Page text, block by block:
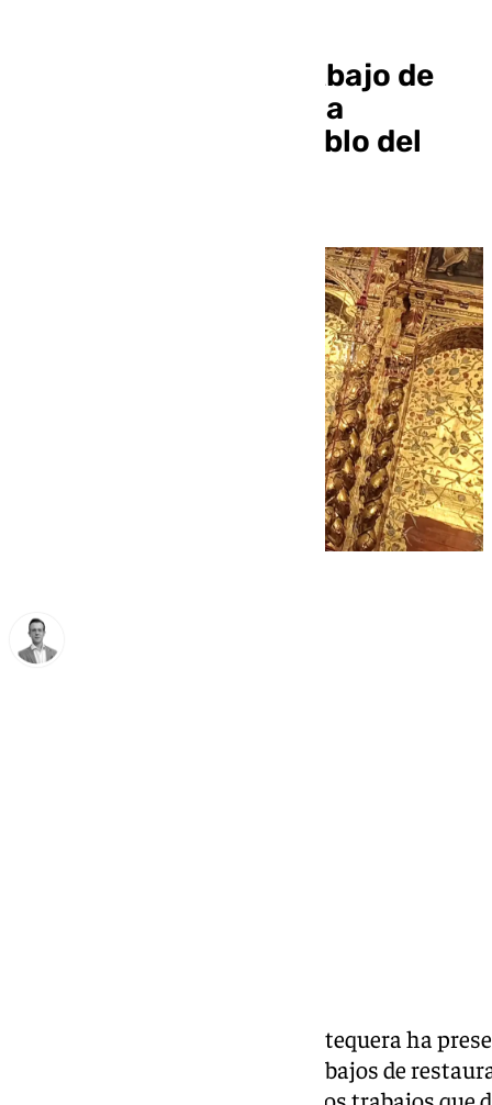
La Archicofradía de Abajo de
Antequera presenta la
restauración del retablo del
de Antequera ha
viernes la finalización de los trabajos de